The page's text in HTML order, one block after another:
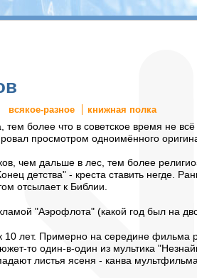
всякое-разное
книжная полка
тем более что в советское время не
просмотром одноимённого
чем дальше в лес, тем более
детства" - креста ставить негде.
отсылает к Библии.
"Аэрофлота" (какой год был на
лет. Примерно на середине фильма
то один-в-один из мультика
листья ясеня - канва